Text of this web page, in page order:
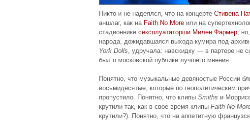
Никто и не надеялся, что на концерте Стивена
аншлаг, как на Faith No More или на
стадионнике сексплуататорши Милен Фармер,
народа, дожидавшаяся выхода кумира под
York Dolls, удручала: навскидку — в партере не
был о московской публике лучшего мнения.
Понятно, что музыкальные девяностые России
восьмидесятые, которые по геополитическим
пропустило. Понятно, что клипы Smiths и
крутили так, как в свое время клипы Faith No
крутили?). Понятно, что на аппетитную